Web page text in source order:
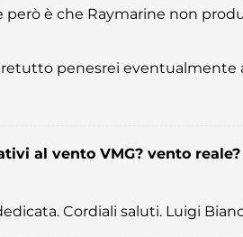
però è che Raymarine non
penesrei eventualmente
al vento VMG? vento reale?
Cordiali saluti. Luigi